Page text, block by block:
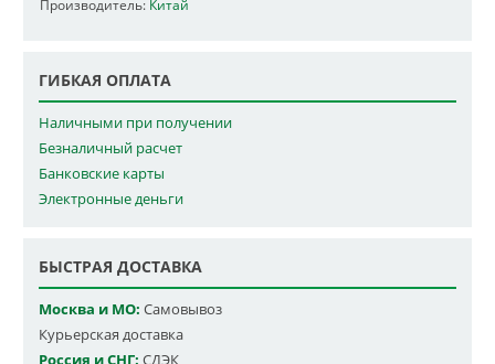
Производитель: Китай
ГИБКАЯ ОПЛАТА
Наличными при получении
Безналичный расчет
Банковские карты
Электронные деньги
БЫСТРАЯ ДОСТАВКА
Москва и МО: Самовывоз
Курьерская доставка
Россия и СНГ: СДЭК